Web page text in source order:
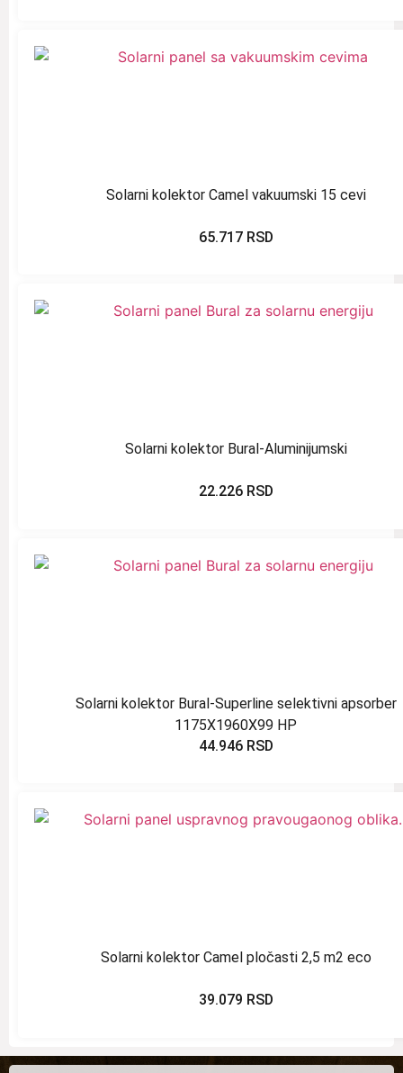
Solarni kolektor Camel vakuumski 15 cevi
65.717 RSD
Solarni kolektor Bural-Aluminijumski
22.226 RSD
Solarni kolektor Bural-Superline selektivni apsorber
1175X1960X99 HP
44.946 RSD
Solarni kolektor Camel pločasti 2,5 m2 eco
39.079 RSD